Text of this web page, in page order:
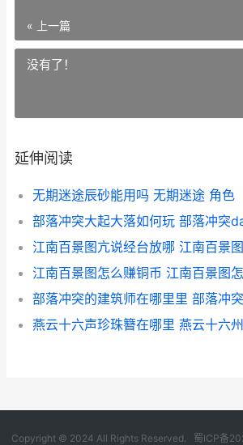
« 上一篇
没有了！
延伸阅读
无期迷途辰砂能用吗 无期迷途 角色
部落冲突大起大落如何玩 部落冲突
江南百景图亢说经台放哪 江南百景
Copyright © 2024 All Rights Reserved. 蜀ICP备